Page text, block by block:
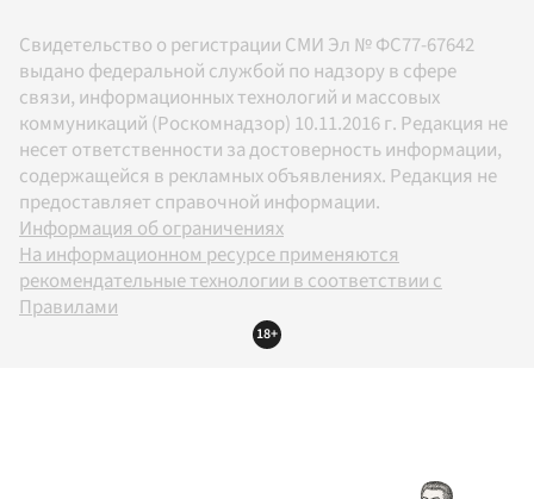
Свидетельство о регистрации СМИ Эл № ФС77-67642
выдано федеральной службой по надзору в сфере
связи, информационных технологий и массовых
коммуникаций (Роскомнадзор) 10.11.2016 г. Редакция не
несет ответственности за достоверность информации,
содержащейся в рекламных объявлениях. Редакция не
предоставляет справочной информации.
Информация об ограничениях
На информационном ресурсе применяются
рекомендательные технологии в соответствии с
Правилами
18+